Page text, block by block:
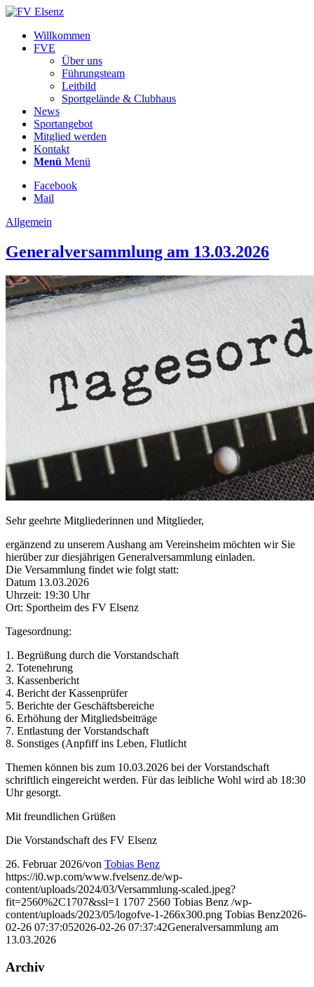
Willkommen
FVE
Über uns
Führungsteam
Leitbild
Sportgelände & Clubhaus
News
Sportangebot
Mitglied werden
Kontakt
Menü Menü
Facebook
Mail
Allgemein
Generalversammlung am 13.03.2026
Sehr geehrte Mitgliederinnen und Mitglieder,
ergänzend zu unserem Aushang am Vereinsheim möchten wir Sie
hierüber zur diesjährigen Generalversammlung einladen.
Die Versammlung findet wie folgt statt:
Datum 13.03.2026
Uhrzeit: 19:30 Uhr
Ort: Sportheim des FV Elsenz
Tagesordnung:
1. Begrüßung durch die Vorstandschaft
2. Totenehrung
3. Kassenbericht
4. Bericht der Kassenprüfer
5. Berichte der Geschäftsbereiche
6. Erhöhung der Mitgliedsbeiträge
7. Entlastung der Vorstandschaft
8. Sonstiges (Anpfiff ins Leben, Flutlicht
Themen können bis zum 10.03.2026 bei der Vorstandschaft
schriftlich eingereicht werden. Für das leibliche Wohl wird ab 18:30
Uhr gesorgt.
Mit freundlichen Grüßen
Die Vorstandschaft des FV Elsenz
26. Februar 2026/von Tobias Benz
https://i0.wp.com/www.fvelsenz.de/wp-
content/uploads/2024/03/Versammlung-scaled.jpeg?
fit=2560%2C1707&ssl=1 1707 2560 Tobias Benz /wp-
content/uploads/2023/05/logofve-1-266x300.png Tobias Benz2026-
02-26 07:37:052026-02-26 07:37:42Generalversammlung am
13.03.2026
Archiv